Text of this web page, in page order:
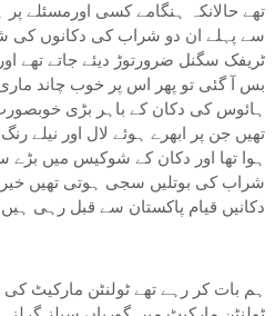
تھے حالانکہ ہنگامے کسی اورمسئلے پر
سے پہلے ان دو شراب کی دکانوں کی
ٹریفک سگنل ضرورتوڑ دیئے جاتے تھے
بس آ گئی تو پھر اس پر خوب چاند
ہائوس کی دکان کے باہر بڑی
تھیں جن پر ابھرے ہوئے لال اور نیلے
ہوا تھا اور دکان کے شوکیس میں بڑے
شراب کی بوتلیں سجی ہوتی تھیں
دکانیں قیام پاکستان سے قبل رہی ہیں
ہم بات کر رہے تھے ٹولنٹن مارکیٹ کی